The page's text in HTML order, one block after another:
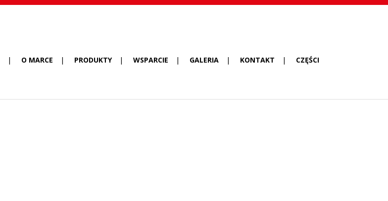
O MARCE PRODUKTY WSPARCIE GALERIA KONTAKT CZĘŚCI